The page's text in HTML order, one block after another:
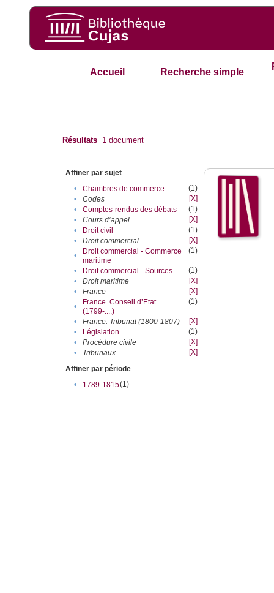
Accueil Recherche simple
Résultats 1 document
Affiner par sujet
•
Chambres de commerce
(1)
•
Codes
[X]
•
Comptes-rendus des débats
(1)
•
Cours d’appel
[X]
•
Droit civil
(1)
•
Droit commercial
[X]
•
Droit commercial - Commerce
maritime
(1)
• Droit commercial - Sources
(1)
•
Droit maritime
[X]
•
France
[X]
•
France. Conseil d’Etat
(1799-....)
(1)
• France. Tribunat (1800-1807)
[X]
•
Législation
(1)
•
Procédure civile
[X]
•
Tribunaux
[X]
Affiner par période
•
1789-1815(1)